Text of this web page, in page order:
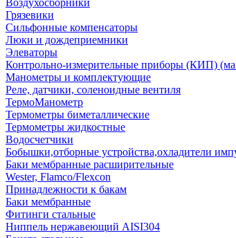
Воздухосборники
Грязевики
Сильфонные компенсаторы
Люки и дождеприемники
Элеваторы
Контрольно-измерительные приборы (КИП)
Манометры и комплектующие
Реле, датчики, соленоидные вентиля
ТермоМанометр
Термометры биметаллические
Термометры жидкостные
Водосчетчики
Бобышки,отборные устройства,охладители
Баки мембранные расширительные
Wester, Flamco/Flexcon
Принадлежности к бакам
Баки мембранные
Фитинги стальные
Ниппель нержавеющий AISI304